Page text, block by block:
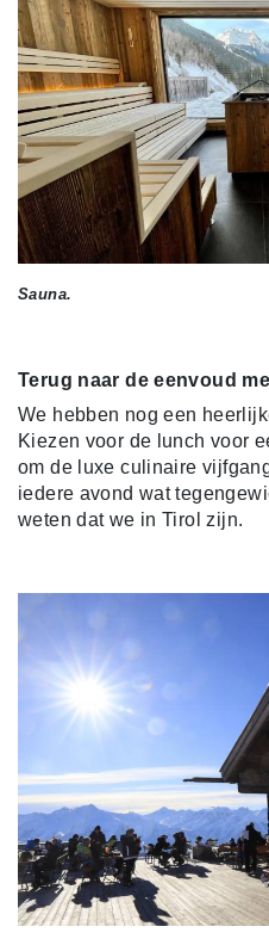
Sauna.
Terug naar de eenvoud
We hebben nog een
Kiezen voor de lunch voor
om de luxe culinaire
iedere avond wat
weten dat we in Tirol zijn.